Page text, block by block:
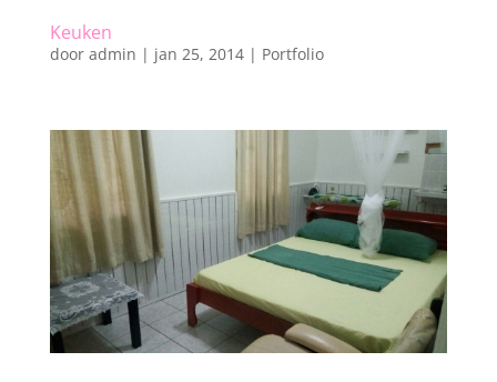
Keuken
door admin | jan 25, 2014| Portfolio